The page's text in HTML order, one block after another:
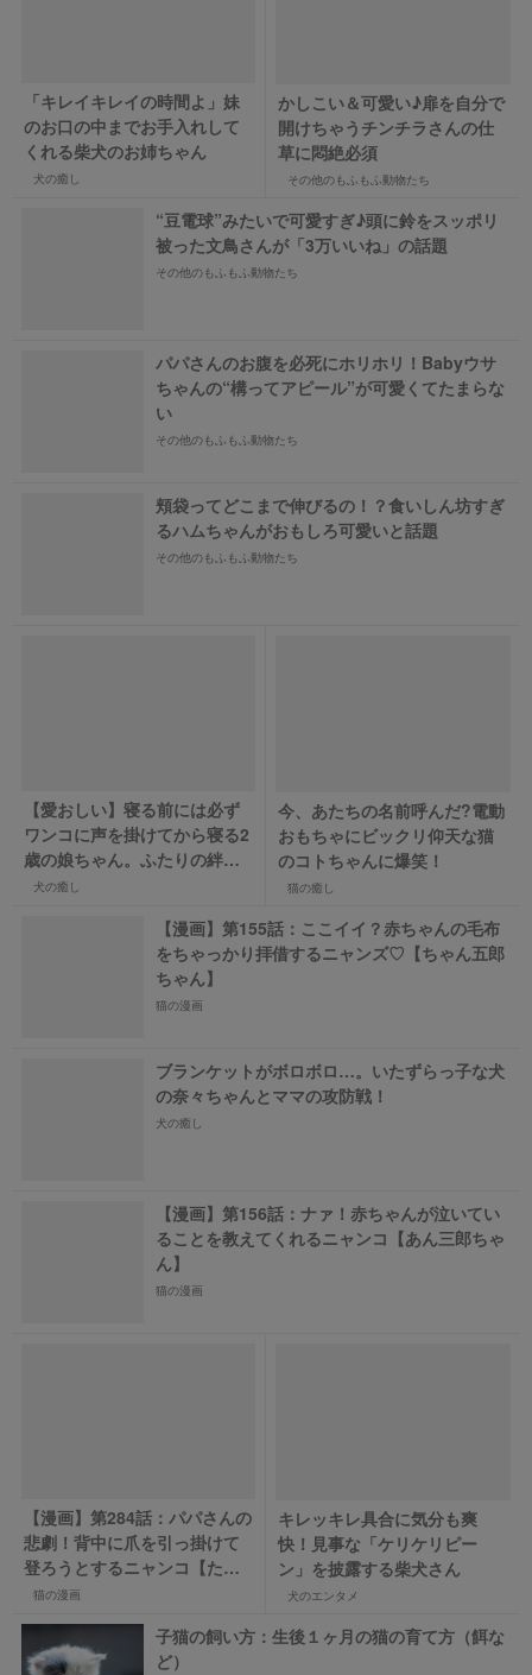
「キレイキレイの時間よ」妹
のお口の中までお手入れして
くれる柴犬のお姉ちゃん
犬の癒し
かしこい＆可愛い♪扉を自分で
開けちゃうチンチラさんの仕
草に悶絶必須
その他のもふもふ動物たち
“豆電球”みたいで可愛すぎ♪頭に鈴をスッポリ
被った文鳥さんが「3万いいね」の話題
その他のもふもふ動物たち
パパさんのお腹を必死にホリホリ！Babyウサ
ちゃんの“構ってアピール”が可愛くてたまらな
い
その他のもふもふ動物たち
頬袋ってどこまで伸びるの！？食いしん坊すぎ
るハムちゃんがおもしろ可愛いと話題
その他のもふもふ動物たち
【愛おしい】寝る前には必ず
ワンコに声を掛けてから寝る2
歳の娘ちゃん。ふたりの絆に
感動！
犬の癒し
今、あたちの名前呼んだ?電動
おもちゃにビックリ仰天な猫
のコトちゃんに爆笑！
猫の癒し
【漫画】第155話：ここイイ？赤ちゃんの毛布
をちゃっかり拝借するニャンズ♡【ちゃん五郎
ちゃん】
猫の漫画
ブランケットがボロボロ…。いたずらっ子な犬
の奈々ちゃんとママの攻防戦！
犬の癒し
【漫画】第156話：ナァ！赤ちゃんが泣いてい
ることを教えてくれるニャンコ【あん三郎ちゃ
ん】
猫の漫画
【漫画】第284話：パパさんの
悲劇！背中に爪を引っ掛けて
登ろうとするニャンコ【たん
ぽぽちゃん】
猫の漫画
キレッキレ具合に気分も爽
快！見事な「ケリケリピー
ン」を披露する柴犬さん
犬のエンタメ
子猫の飼い方：生後１ヶ月の猫の育て方（餌な
ど）